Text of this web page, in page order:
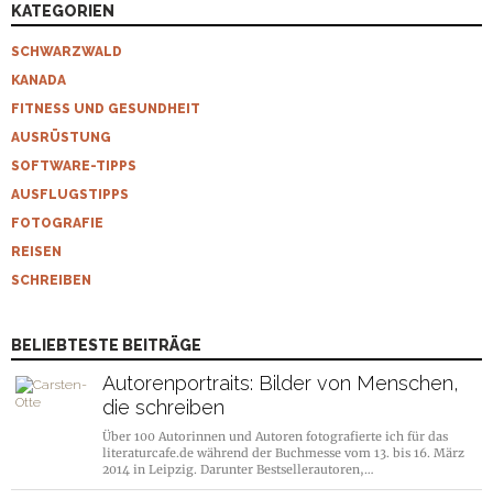
KATEGORIEN
SCHWARZWALD
KANADA
FITNESS UND GESUNDHEIT
AUSRÜSTUNG
SOFTWARE-TIPPS
AUSFLUGSTIPPS
FOTOGRAFIE
REISEN
SCHREIBEN
BELIEBTESTE BEITRÄGE
Autorenportraits: Bilder von Menschen,
die schreiben
Über 100 Autorinnen und Autoren fotografierte ich für das
literaturcafe.de während der Buchmesse vom 13. bis 16. März
2014 in Leipzig. Darunter Bestsellerautoren,…